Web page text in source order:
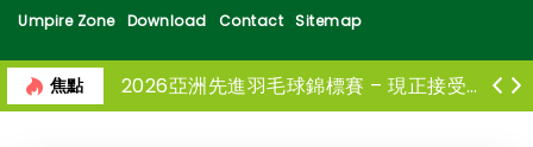
Umpire Zone Download Contact Sitemap
焦點 2026亞洲先進羽毛球錦標賽 – 現正接受報名